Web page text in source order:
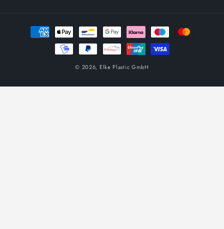
Методи
© 2026, Elke Plastic GmbH